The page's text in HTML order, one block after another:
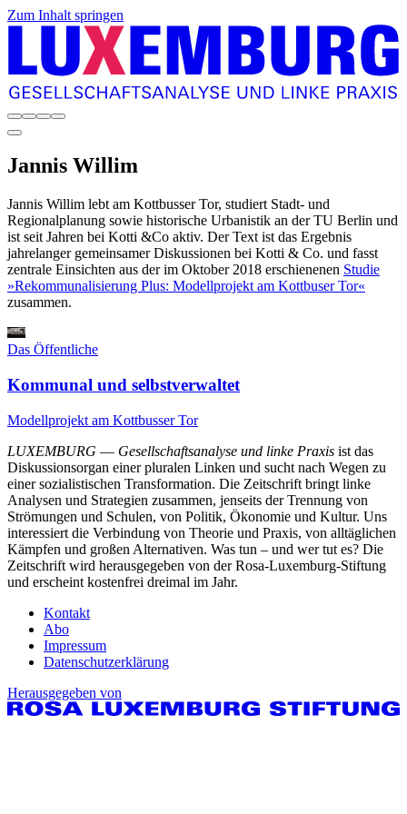
Zum Inhalt springen
Jannis Willim
Jannis Willim lebt am Kottbusser Tor, studiert Stadt- und
Regionalplanung sowie historische Urbanistik an der TU Berlin und
ist seit Jahren bei Kotti &Co aktiv. Der Text ist das Ergebnis
jahrelanger gemeinsamer Diskussionen bei Kotti & Co. und fasst
zentrale Einsichten aus der im Oktober 2018 erschienenen Studie
»Rekommunalisierung Plus: Modellprojekt am Kottbuser Tor«
zusammen.
Das Öffentliche
Kommunal und selbstverwaltet
Modellprojekt am Kottbusser Tor
LUXEMBURG — Gesellschaftsanalyse und linke Praxis ist das
Diskussionsorgan einer pluralen Linken und sucht nach Wegen zu
einer sozialistischen Transformation. Die Zeitschrift bringt linke
Analysen und Strategien zusammen, jenseits der Trennung von
Strömungen und Schulen, von Politik, Ökonomie und Kultur. Uns
interessiert die Verbindung von Theorie und Praxis, von alltäglichen
Kämpfen und großen Alternativen. Was tun – und wer tut es? Die
Zeitschrift wird herausgegeben von der Rosa-Luxemburg-Stiftung
und erscheint kostenfrei dreimal im Jahr.
Kontakt
Abo
Impressum
Datenschutzerklärung
Herausgegeben von